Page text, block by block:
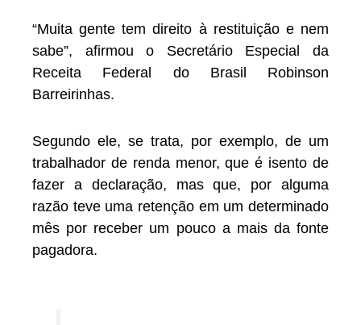
“Muita gente tem direito à restituição e nem
sabe”, afirmou o Secretário Especial da
Receita Federal do Brasil Robinson
Barreirinhas.
Segundo ele, se trata, por exemplo, de um
trabalhador de renda menor, que é isento de
fazer a declaração, mas que, por alguma
razão teve uma retenção em um determinado
mês por receber um pouco a mais da fonte
pagadora.